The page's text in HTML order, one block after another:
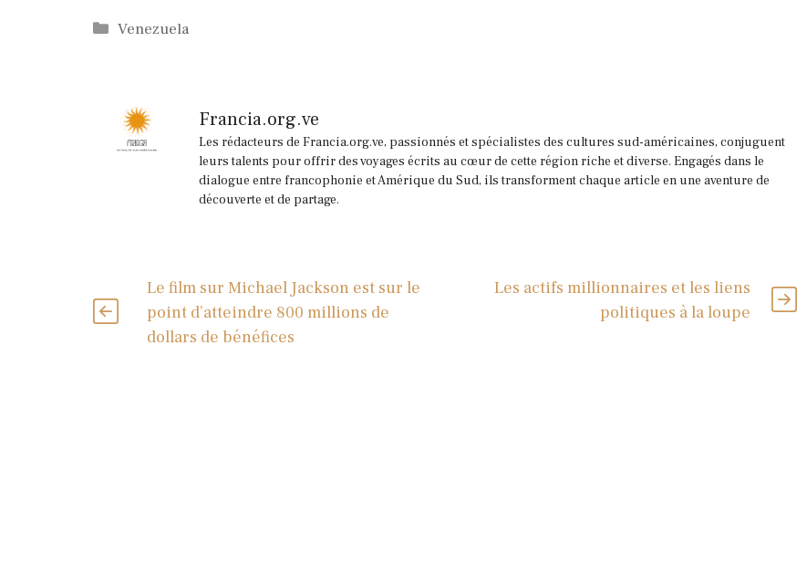
Catégories
Venezuela
Francia.org.ve
Les rédacteurs de Francia.org.ve, passionnés et spécialistes des cultures sud-américaines, conjuguent
leurs talents pour offrir des voyages écrits au cœur de cette région riche et diverse. Engagés dans le
dialogue entre francophonie et Amérique du Sud, ils transforment chaque article en une aventure de
découverte et de partage.
Le film sur Michael Jackson est sur le
point d’atteindre 800 millions de
dollars de bénéfices
Les actifs millionnaires et les liens
politiques à la loupe